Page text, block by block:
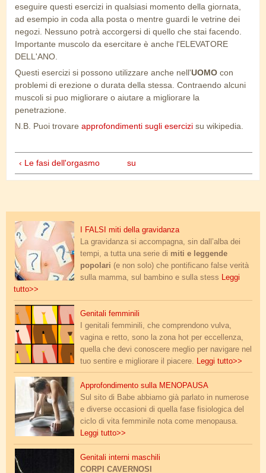
eseguire questi esercizi in qualsiasi momento della giornata,
ad esempio in coda alla posta o mentre guardi le vetrine dei
negozi. Nessuno potrà accorgersi di quello che stai facendo.
Importante muscolo da esercitare è anche l'ELEVATORE
DELL'ANO.
Questi esercizi si possono utilizzare anche nell'UOMO con
problemi di erezione o durata della stessa. Contraendo alcuni
muscoli si puo migliorare o aiutare a migliorare la
penetrazione.
N.B. Puoi trovare approfondimenti sugli esercizi su wikipedia.
‹ Le fasi dell'orgasmo su
falsi-miti-gravidanza.jpgI FALSI miti della gravidanza
La gravidanza si accompagna, sin dall’alba dei
tempi, a tutta una serie di miti e leggende
popolari (e non solo) che pontificano false verità
sulla mamma, sul bambino e sulla stess Leggi
tutto>>
vulve colorate.pngGenitali femminili
I genitali femminili, che comprendono vulva,
vagina e retto, sono la zona hot per eccellenza,
quella che devi conoscere meglio per navigare nel
tuo sentire e migliorare il piacere. Leggi tutto>>
respirazione-diaframma.jpgApprofondimento sulla MENOPAUSA
Sul sito di Babe abbiamo già parlato in numerose
e diverse occasioni di quella fase fisiologica del
ciclo di vita femminile nota come menopausa.
Leggi tutto>>
fecondazione_microscopio.jpg
Genitali interni maschili
CORPI CAVERNOSI